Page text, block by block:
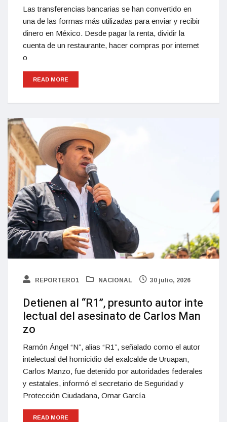
Las transferencias bancarias se han convertido en
una de las formas más utilizadas para enviar y recibir
dinero en México. Desde pagar la renta, dividir la
cuenta de un restaurante, hacer compras por internet
o
READ MORE
REPORTERO1 NACIONAL 30 julio, 2026
Detienen al “R1”, presunto autor inte
lectual del asesinato de Carlos Man
zo
Ramón Ángel “N”, alias “R1”, señalado como el autor
intelectual del homicidio del exalcalde de Uruapan,
Carlos Manzo, fue detenido por autoridades federales
y estatales, informó el secretario de Seguridad y
Protección Ciudadana, Omar García
READ MORE